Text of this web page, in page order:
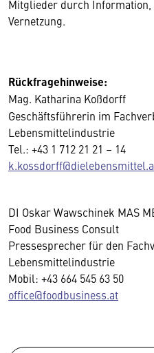
Mitglieder durch
Vernetzung.
Rückfragehinweise:
Mag. Katharina Koßdorff
Geschäftsführerin im
Lebensmittelindustrie
Tel.: +43 1 712 21 21 – 14
k.kossdorff@dielebensmittel
DI Oskar Wawschinek MAS
Food Business Consult
Pressesprecher für den
Lebensmittelindustrie
Mobil: +43 664 545 63 50
office@foodbusiness.at